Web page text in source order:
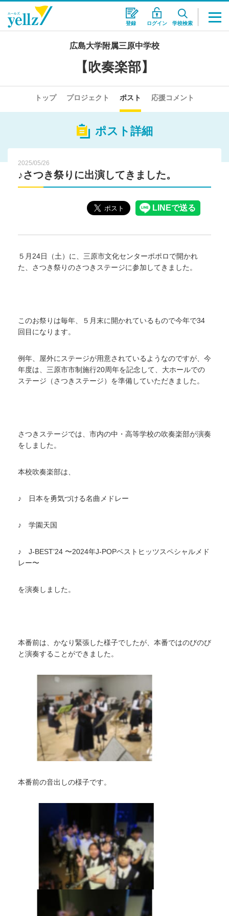
登録 ログイン 学校検索
広島大学附属三原中学校
【吹奏楽部】
トップ プロジェクト ポスト 応援コメント
ポスト詳細
2025/05/26
♪さつき祭りに出演してきました。
５月24日（土）に、三原市文化センターポポロで開かれ
た、さつき祭りのさつきステージに参加してきました。
このお祭りは毎年、５月末に開かれているもので今年で34
回目になります。
例年、屋外にステージが用意されているようなのですが、今
年度は、三原市市制施行20周年を記念して、大ホールでの
ステージ（さつきステージ）を準備していただきました。
さつきステージでは、市内の中・高等学校の吹奏楽部が演奏
をしました。
本校吹奏楽部は、
♪ 日本を勇気づける名曲メドレー
♪ 学園天国
♪ J-BEST’24 〜2024年J-POPベストヒッツスペシャルメド
レー〜
を演奏しました。
本番前は、かなり緊張した様子でしたが、本番ではのびのび
と演奏することができました。
本番前の音出しの様子です。